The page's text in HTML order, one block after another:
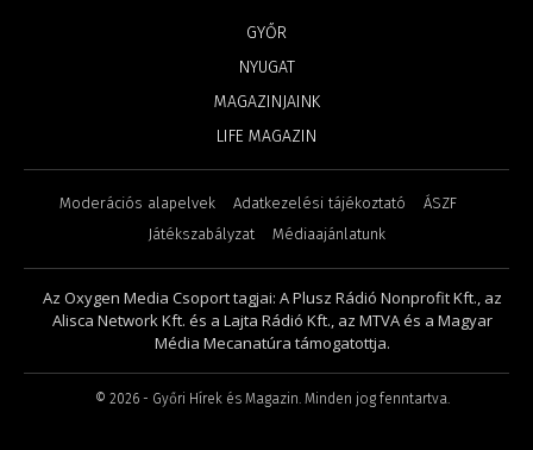
GYŐR
NYUGAT
MAGAZINJAINK
LIFE MAGAZIN
Moderációs alapelvek Adatkezelési tájékoztató
ÁSZF
Játékszabályzat
Médiaajánlatunk
Az Oxygen Media Csoport tagjai: A Plusz Rádió Nonprofit Kft., az
Alisca Network Kft. és a Lajta Rádió Kft., az MTVA és a Magyar
Média Mecanatúra támogatottja.
© 2026 - Győri Hírek és Magazin. Minden jog fenntartva.